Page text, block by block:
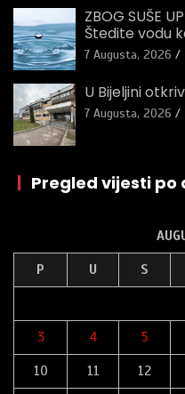
ZBOG SUŠE
Štedite vodu
7 Augusta, 2026
U Bijeljini
7 Augusta, 2026
| Pregled vijesti po
P U S
3 4 5
10 11 12